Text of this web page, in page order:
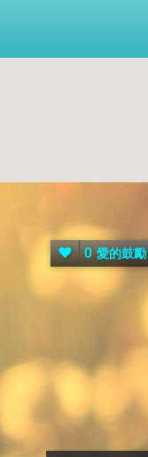
0 愛的鼓勵